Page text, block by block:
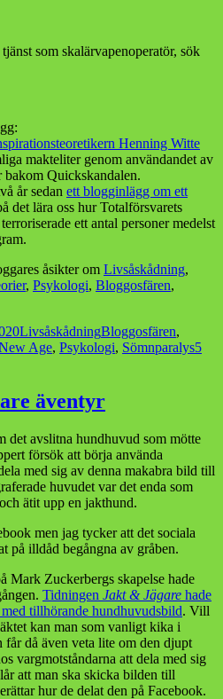
som skalärvapenoperatör, sök
Henning Witte
makteliter genom användandet av
bakom Quickskandalen.
år sedan ett blogginlägg om ett
det lära oss hur Totalförsvarets
ett antal personer medelst
åsikter om Livsåskådning,
, Psykologi, Bloggosfären,
Kategorier
LivsåskådningTaggar
Bloggosfären,
Age, Psykologi, Sömnparalys5
äventyr
det avslitna hundhuvud som mötte
försök att börja använda
med sig av denna makabra bild till
huvudet var det enda som
ätit upp en jakthund.
men jag tycker att det sociala
på illdåd begångna av gråben.
Mark Zuckerbergs skapelse hade
Tidningen Jakt & Jägare hade
tillhörande hundhuvudsbild. Vill
kan man som vanligt kika i
då även veta lite om den djupt
vargmotståndarna att dela med sig
att man ska skicka bilden till
hur de delat den på Facebook.